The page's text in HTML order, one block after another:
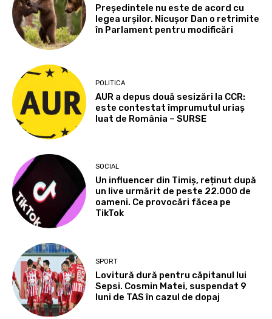
Președintele nu este de acord cu
legea urșilor. Nicușor Dan o retrimite
în Parlament pentru modificări
POLITICA
AUR a depus două sesizări la CCR:
este contestat împrumutul uriaș
luat de România – SURSE
SOCIAL
Un influencer din Timiș, reținut după
un live urmărit de peste 22.000 de
oameni. Ce provocări făcea pe
TikTok
SPORT
Lovitură dură pentru căpitanul lui
Sepsi. Cosmin Matei, suspendat 9
luni de TAS în cazul de dopaj